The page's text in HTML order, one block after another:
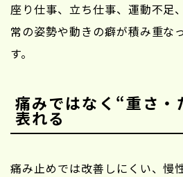
座り仕事、立ち仕事、運動不足
常の姿勢や動きの癖が積み重な
す。
痛みではなく“重さ・
表れる
痛み止めでは改善しにくい、慢